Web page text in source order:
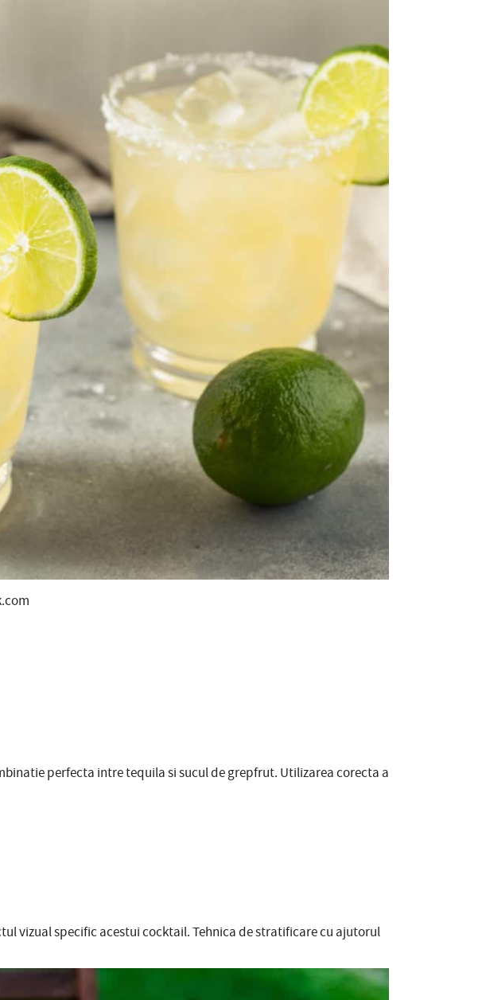
perfecta intre tequila si sucul de grepfrut. Utilizarea corecta a
vizual specific acestui cocktail. Tehnica de stratificare cu ajutorul